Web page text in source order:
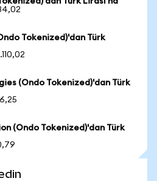
Tokenized)'dan Türk
(Ondo Tokenized)'dan Türk
(Ondo Tokenized)'dan Türk